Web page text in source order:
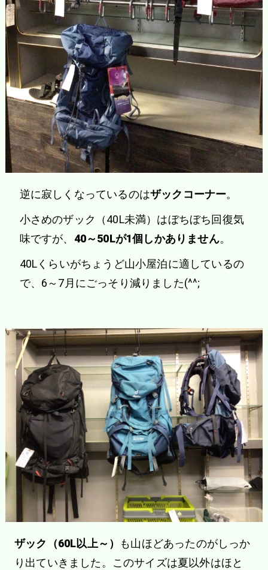
逆に寂しくなっているのはザックコーナー。
小さめのザック（40L未満）はぼちぼち回復気
味ですが、 40～50Lが1個しかありません。
40Lくらいがちょうど山小屋泊に適しているの
で、6～7月にごっそり減りました(^^;
ザック（60L以上～）
も山ほどあったのがしっか
り出ていきました。このサイズは夏以外はほと